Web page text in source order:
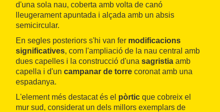
d'una sola nau, coberta amb volta de canó
lleugerament apuntada i alçada amb un absis
semicircular.
En segles posteriors s'hi van fer modificacions
significatives, com l'ampliació de la nau central amb
dues capelles i la construcció d'una sagristia amb
capella i d'un campanar de torre coronat amb una
espadanya.
L'element més destacat és el pòrtic que cobreix el
mur sud, considerat un dels millors exemplars de